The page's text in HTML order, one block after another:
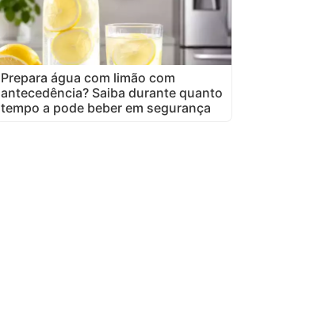
Prepara água com limão com
antecedência? Saiba durante quanto
tempo a pode beber em segurança